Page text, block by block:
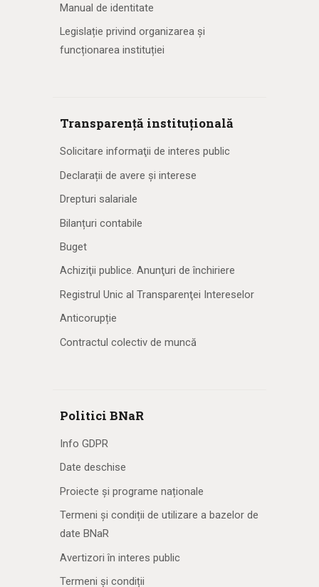
Manual de identitate
Legislație privind organizarea și
funcționarea instituției
Transparență instituțională
Solicitare informaţii de interes public
Declarații de avere și interese
Drepturi salariale
Bilanțuri contabile
Buget
Achiziţii publice. Anunţuri de închiriere
Registrul Unic al Transparenţei Intereselor
Anticorupție
Contractul colectiv de muncă
Politici BNaR
Info GDPR
Date deschise
Proiecte și programe naționale
Termeni și condiții de utilizare a bazelor de
date BNaR
Avertizori în interes public
Termeni și condiții